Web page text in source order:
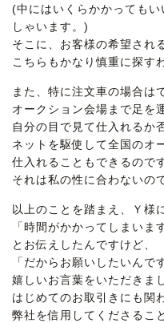
(中にはいくらかかっても
しゃいます。)
そこに、お客様の希望され
こちらもかなり慎重に探す
また、特に注文車の場合は
オークション会場まで足を
自分の目で見て仕入れるか
ネットを駆使して全国のオ
仕入れることもできるので
それは私の性に合わないの
以上のことを踏まえ、Ｙ様
「時間がかかってしまいま
とお伝えしたんですけど、
「だからお願いしたいんで
嬉しいお言葉をいただきま
はじめてのお取引きにも関
弊社を信用してくださるこ